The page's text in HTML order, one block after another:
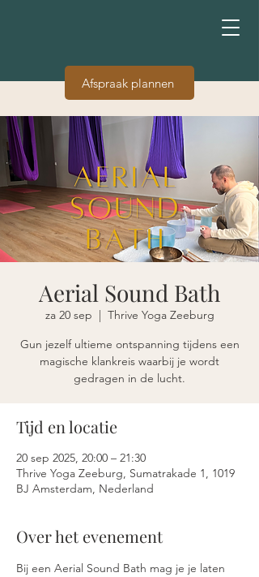
Afspraak plannen
Aerial Sound Bath
za 20 sep
  |
Thrive Yoga Zeeburg
Gun jezelf ultieme ontspanning tijdens een
magische klankreis waarbij je wordt
gedragen in de lucht.
Tijd en locatie
20 sep 2025, 20:00 – 21:30
Thrive Yoga Zeeburg, Sumatrakade 1, 1019
BJ Amsterdam, Nederland
Over het evenement
Bij een Aerial Sound Bath mag je je laten